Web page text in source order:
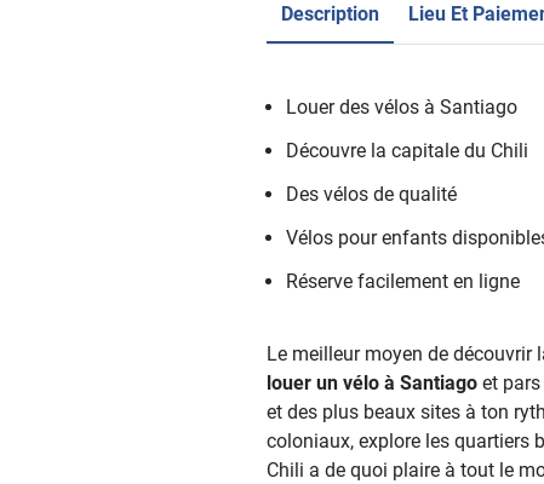
Description Lieu Et
Louer des vélos à Santiago
Découvre la capitale du Chili
Des vélos de qualité
Vélos pour enfants
Réserve facilement en ligne
Le meilleur moyen de découvrir
louer un vélo à Santiago et
et des plus beaux sites à ton
coloniaux, explore les quartiers
Chili a de quoi plaire à tout le